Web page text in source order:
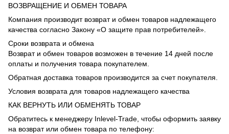
ВОЗВРАЩЕНИЕ И ОБМЕН ТОВАРА
Компания производит возврат и обмен товаров надлежащего
качества согласно Закону «О защите прав потребителей».
Сроки возврата и обмена
Возврат и обмен товаров возможен в течение 14 дней после
оплаты и получения товара покупателем.
Обратная доставка товаров производится за счет покупателя.
Условия возврата для товаров надлежащего качества
КАК ВЕРНУТЬ ИЛИ ОБМЕНЯТЬ ТОВАР
Обратитесь к менеджеру Inlevel-Trade, чтобы оформить заявку
на возврат или обмен товара по телефону: